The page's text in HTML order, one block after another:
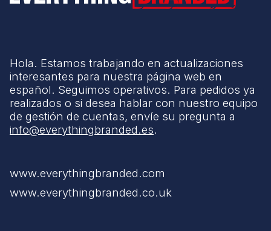
Hola. Estamos trabajando en actualizaciones
interesantes para nuestra página web en
español. Seguimos operativos. Para pedidos ya
realizados o si desea hablar con nuestro equipo
de gestión de cuentas, envíe su pregunta a
info@everythingbranded.es.
www.everythingbranded.com
www.everythingbranded.co.uk